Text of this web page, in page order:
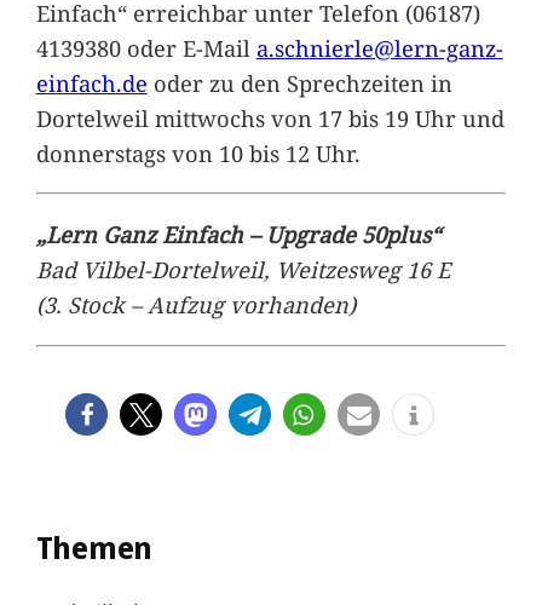
Einfach“ erreichbar unter Telefon (06187)
4139380 oder E-Mail a.schnierle@lern-ganz-
einfach.de oder zu den Sprechzeiten in
Dortelweil mittwochs von 17 bis 19 Uhr und
donnerstags von 10 bis 12 Uhr.
„Lern Ganz Einfach – Upgrade 50plus“
Bad Vilbel-Dortelweil, Weitzesweg 16 E
(3. Stock – Aufzug vorhanden)
Themen